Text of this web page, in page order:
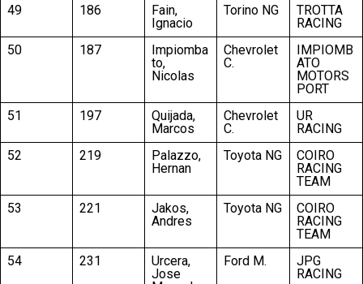
49
186
Fain,
Ignacio
Torino NG
TROTTA
RACING
50
187
Impiomba
to,
Nicolas
Chevrolet
C.
IMPIOMB
ATO
MOTORS
PORT
51
197
Quijada,
Marcos
Chevrolet
C.
UR
RACING
52
219
Palazzo,
Hernan
Toyota NG
COIRO
RACING
TEAM
53
221
Jakos,
Andres
Toyota NG
COIRO
RACING
TEAM
54
231
Urcera,
Jose
Ford M.
JPG
RACING